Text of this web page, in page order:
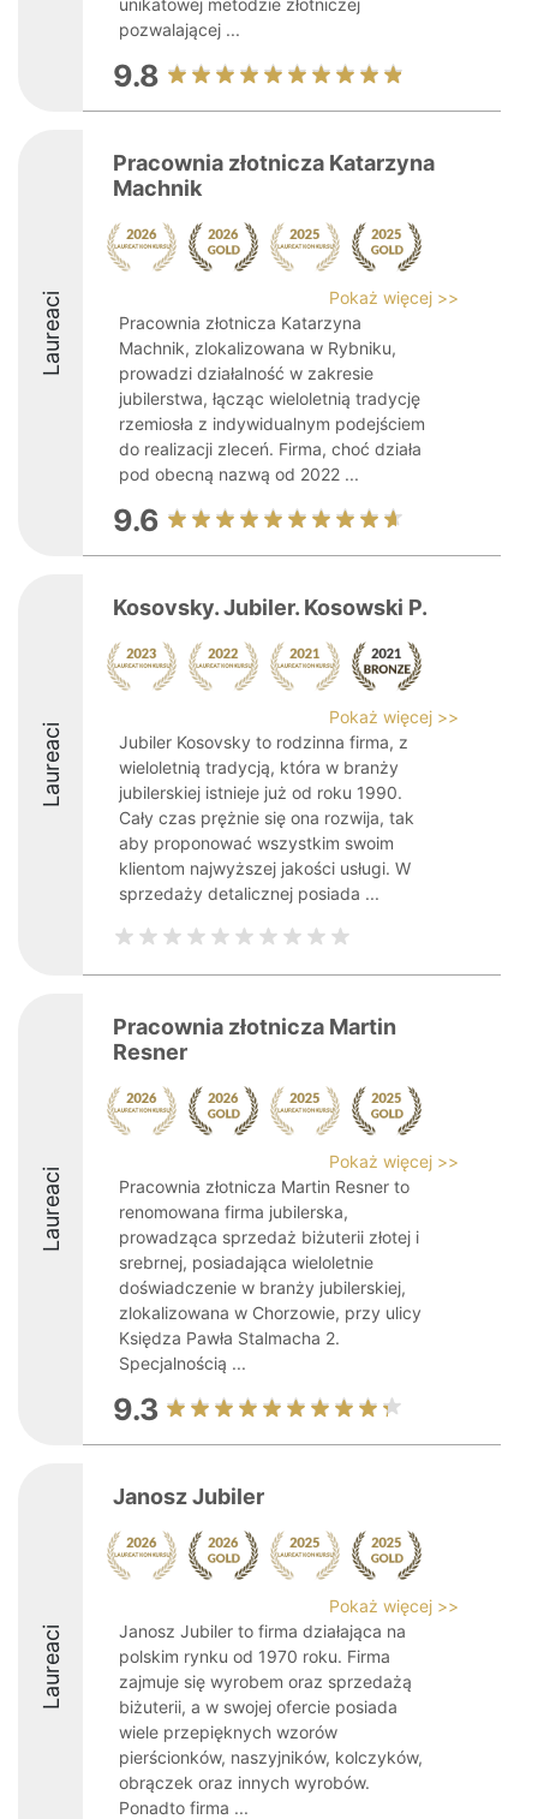
unikatowej metodzie złotniczej
pozwalającej ...
9.8
Laureaci
Pracownia złotnicza Katarzyna
Machnik
Pokaż więcej >>
Pracownia złotnicza Katarzyna
Machnik, zlokalizowana w Rybniku,
prowadzi działalność w zakresie
jubilerstwa, łącząc wieloletnią tradycję
rzemiosła z indywidualnym podejściem
do realizacji zleceń. Firma, choć działa
pod obecną nazwą od 2022 ...
9.6
Laureaci
Kosovsky. Jubiler. Kosowski P.
Pokaż więcej >>
Jubiler Kosovsky to rodzinna firma, z
wieloletnią tradycją, która w branży
jubilerskiej istnieje już od roku 1990.
Cały czas prężnie się ona rozwija, tak
aby proponować wszystkim swoim
klientom najwyższej jakości usługi. W
sprzedaży detalicznej posiada ...
Laureaci
Pracownia złotnicza Martin
Resner
Pokaż więcej >>
Pracownia złotnicza Martin Resner to
renomowana firma jubilerska,
prowadząca sprzedaż biżuterii złotej i
srebrnej, posiadająca wieloletnie
doświadczenie w branży jubilerskiej,
zlokalizowana w Chorzowie, przy ulicy
Księdza Pawła Stalmacha 2.
Specjalnością ...
9.3
Laureaci
Janosz Jubiler
Pokaż więcej >>
Janosz Jubiler to firma działająca na
polskim rynku od 1970 roku. Firma
zajmuje się wyrobem oraz sprzedażą
biżuterii, a w swojej ofercie posiada
wiele przepięknych wzorów
pierścionków, naszyjników, kolczyków,
obrączek oraz innych wyrobów.
Ponadto firma ...